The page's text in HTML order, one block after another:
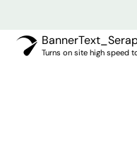
Turns on site high speed